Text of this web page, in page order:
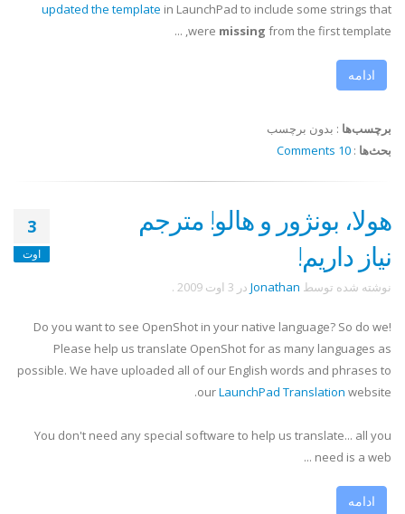
updated the template in LaunchPad to include some strings that
were missing from the first template, ...
ادامه
برچسب‌ها : بدون برچسب
بحث‌ها :
10 Comments
3
اوت
هولا، بونژور و هالو! مترجم
نیاز داریم!
نوشته شده توسط Jonathan در 3 اوت 2009 .
Do you want to see OpenShot in your native language? So do we!
Please help us translate OpenShot for as many languages as
possible. We have uploaded all of our English words and phrases to
ourLaunchPad Translation website.
You don't need any special software to help us translate... all you
need is a web ...
ادامه